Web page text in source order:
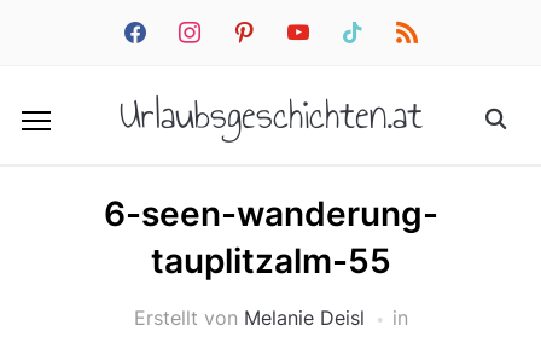
facebookinstagrampinterestyoutube tiktok rss
Urlaubsgeschichten.at
6-seen-wanderung-
tauplitzalm-55
Erstellt von Melanie Deisl in